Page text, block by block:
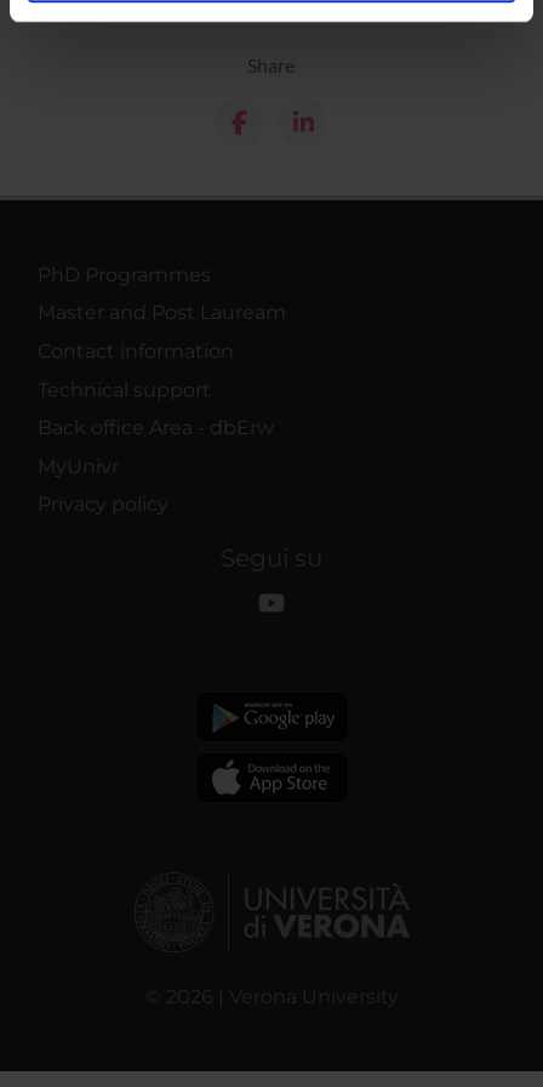
nostri partner che si occupano di analisi dei dati web,
con altre informazioni che hai fornito loro o che hanno
Share
PhD Programmes
Master and Post Lauream
Contact information
Technical support
Back office Area - dbErw
MyUnivr
Privacy policy
Segui su
© 2026 | Verona University